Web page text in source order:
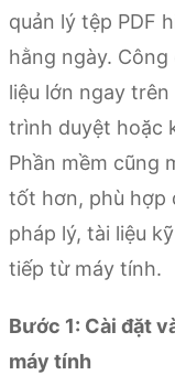
quản lý tệp PDF
hằng ngày.
liệu lớn ngay
trình duyệt hoặc
Phần mềm cũng
tốt hơn, phù hợp
pháp lý, tài liệu
tiếp từ máy tính.
Bước 1: Cài đặt
máy tính